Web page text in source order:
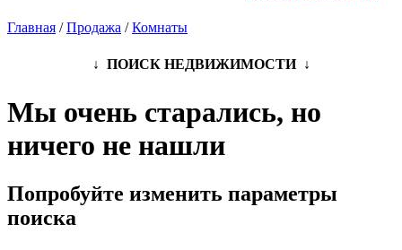
Главная /Продажа /Комнаты
↓ ПОИСК НЕДВИЖИМОСТИ ↓
Мы очень старались, но
ничего не нашли
Попробуйте изменить параметры
поиска